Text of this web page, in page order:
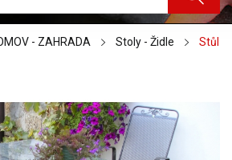
- ZAHRADA Stoly - Židle Stůl